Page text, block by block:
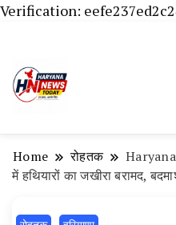
Verification:
हांसी, जींद
Haryana
चैनल, Haryana
Hisar, Hisar
Home रोहतक
Haryana
में हथियारों का जखीरा बरामद,